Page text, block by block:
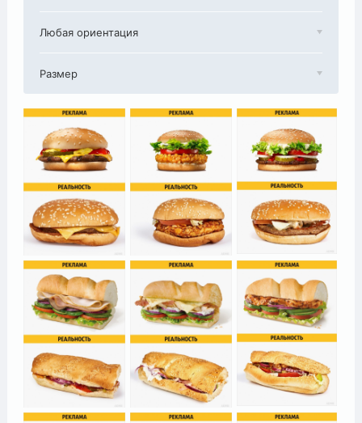
Любая ориентация
Размер